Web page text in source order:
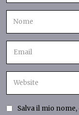
Salva il mio